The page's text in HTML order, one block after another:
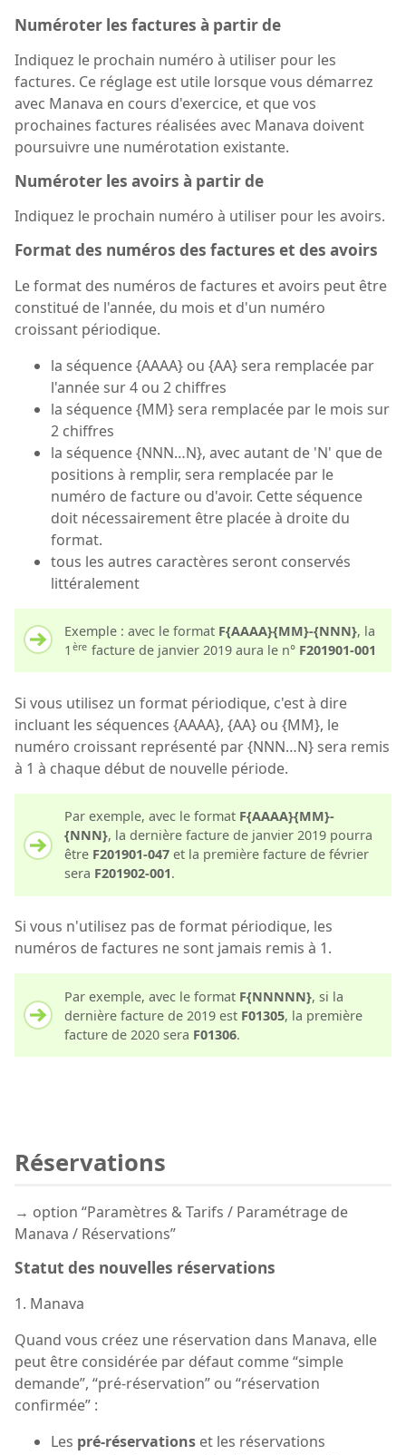
Numéroter les factures à partir de
Indiquez le prochain numéro à utiliser pour les
factures. Ce réglage est utile lorsque vous démarrez
avec Manava en cours d'exercice, et que vos
prochaines factures réalisées avec Manava doivent
poursuivre une numérotation existante.
Numéroter les avoirs à partir de
Indiquez le prochain numéro à utiliser pour les avoirs.
Format des numéros des factures et des avoirs
Le format des numéros de factures et avoirs peut être
constitué de l'année, du mois et d'un numéro
croissant périodique.
la séquence {AAAA} ou {AA} sera remplacée par
l'année sur 4 ou 2 chiffres
la séquence {MM} sera remplacée par le mois sur
2 chiffres
la séquence {NNN…N}, avec autant de 'N' que de
positions à remplir, sera remplacée par le
numéro de facture ou d'avoir. Cette séquence
doit nécessairement être placée à droite du
format.
tous les autres caractères seront conservés
littéralement
Exemple : avec le format F{AAAA}{MM}-{NNN}, la
1 ère facture de janvier 2019 aura le n° F201901-001
Si vous utilisez un format périodique, c'est à dire
incluant les séquences {AAAA}, {AA} ou {MM}, le
numéro croissant représenté par {NNN…N} sera remis
à 1 à chaque début de nouvelle période.
Par exemple, avec le format F{AAAA}{MM}-
{NNN}, la dernière facture de janvier 2019 pourra
être F201901-047 et la première facture de février
sera F201902-001.
Si vous n'utilisez pas de format périodique, les
numéros de factures ne sont jamais remis à 1.
Par exemple, avec le format F{NNNNN}, si la
dernière facture de 2019 est F01305, la première
facture de 2020 sera F01306.
Réservations
→ option “Paramètres & Tarifs / Paramétrage de
Manava / Réservations”
Statut des nouvelles réservations
1. Manava
Quand vous créez une réservation dans Manava, elle
peut être considérée par défaut comme “simple
demande”, “pré-réservation” ou “réservation
confirmée” :
Les pré-réservations et les réservations